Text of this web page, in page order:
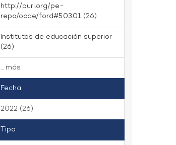
http://purl.org/pe-
repo/ocde/ford#5.03.01 (26)
Institutos de educación superior
(26)
... más
Fecha
2022 (26)
Tipo